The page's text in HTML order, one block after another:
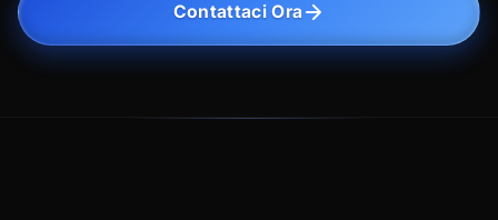
Contattaci Ora